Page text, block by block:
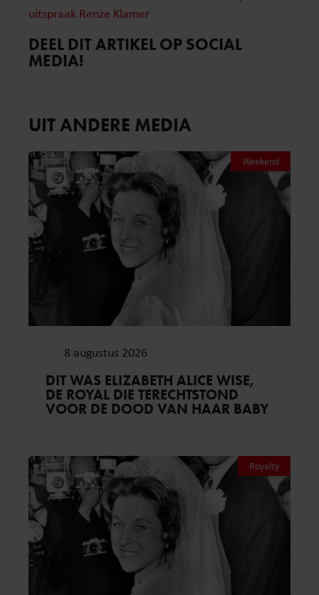
uitspraak Renze Klamer
DEEL DIT ARTIKEL OP SOCIAL
MEDIA!
UIT ANDERE MEDIA
Weekend
8 augustus 2026
DIT WAS ELIZABETH ALICE WISE,
DE ROYAL DIE TERECHTSTOND
VOOR DE DOOD VAN HAAR BABY
Royalty